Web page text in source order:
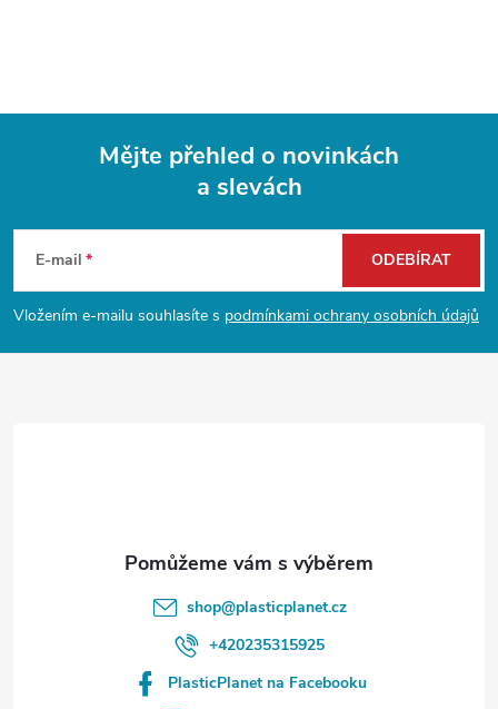
p
Mějte přehled o novinkách
a slevách
E-mail
Vložením e-mailu souhlasíte s podmínkami ochrany osobních údajů
ODEBÍRAT
shop@plasticplanet.cz
+420235315925
PlasticPlanet na Facebooku